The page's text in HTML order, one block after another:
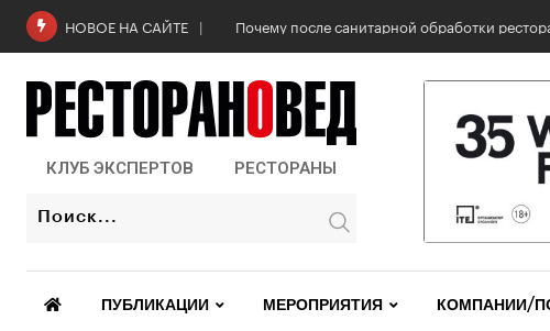
НОВОЕ НА САЙТЕ Почему после санитарной обработки
КЛУБ ЭКСПЕРТОВ РЕСТОРАНЫ
ПУБЛИКАЦИИ МЕРОПРИЯТИЯ КОМПАНИИ/